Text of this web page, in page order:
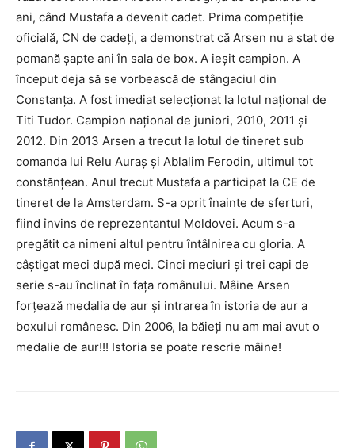
ani, când Mustafa a devenit cadet. Prima competiţie
oficială, CN de cadeţi, a demonstrat că Arsen nu a stat de
pomană şapte ani în sala de box. A ieşit campion. A
început deja să se vorbească de stângaciul din
Constanţa. A fost imediat selecţionat la lotul naţional de
Titi Tudor. Campion naţional de juniori, 2010, 2011 şi
2012. Din 2013 Arsen a trecut la lotul de tineret sub
comanda lui Relu Auraş şi Ablalim Ferodin, ultimul tot
constănţean. Anul trecut Mustafa a participat la CE de
tineret de la Amsterdam. S-a oprit înainte de sferturi,
fiind învins de reprezentantul Moldovei. Acum s-a
pregătit ca nimeni altul pentru întâlnirea cu gloria. A
câştigat meci după meci. Cinci meciuri şi trei capi de
serie s-au înclinat în faţa românului. Mâine Arsen
forţează medalia de aur şi intrarea în istoria de aur a
boxului românesc. Din 2006, la băieţi nu am mai avut o
medalie de aur!!! Istoria se poate rescrie mâine!